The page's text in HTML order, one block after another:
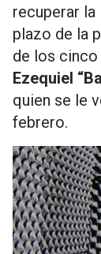
recuperar
plazo de la
de los
Ezequiel
quien se le
febrero.